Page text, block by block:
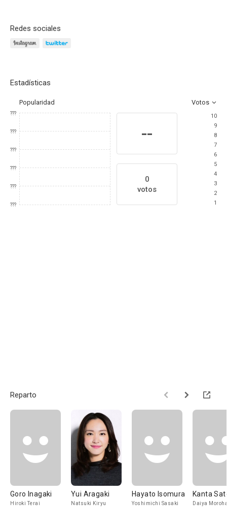
Redes sociales
Estadísticas
Popularidad Votos
???
???
???
???
???
???
--
0
votos
10
9
8
7
6
5
4
3
2
1
Reparto
Goro Inagaki
Hiroki Terai
Yui Aragaki
Natsuki Kiryu
Hayato Isomura
Yoshimichi Sasaki
Kanta
Daiya